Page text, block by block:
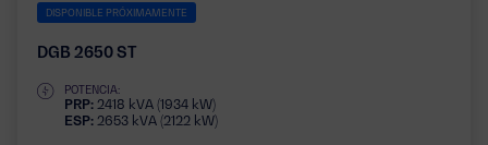
DISPONIBLE PRÓXIMAMENTE
DGB 2650 ST
POTENCIA:
PRP: 2418 kVA (1934 kW)
ESP: 2653 kVA (2122 kW)